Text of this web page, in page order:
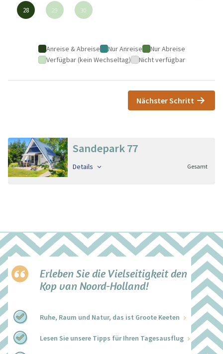
28 29 30
Anreise & Abreise Nur Anreise
Nur Abreise
Verfügbar (kein Wechseltag)
Nicht verfügbar
Nächster Schritt
Sandepark 77
Details Gesamt
Erleben Sie die Vielseitigkeit den
Kop van Noord-Holland!
Ruhe, Raum und Natur, das ist Groote Keeten
Lesen Sie unsere Tipps für Ihren Tagesausflug